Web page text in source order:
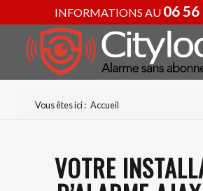
INFORMATIONS AU 06 56
Vous êtes ici : Accueil
VOTRE